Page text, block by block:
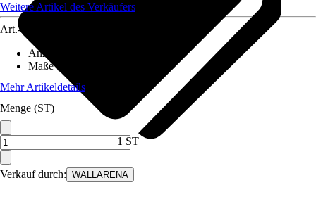
Verkauf durch: WALLARENA
Weitere Artikel des Verkäufers
Art.-Nr.
Anzahl der Teile
Maße (BxH)
Mehr Artikeldetails
Menge (ST)
1 ST